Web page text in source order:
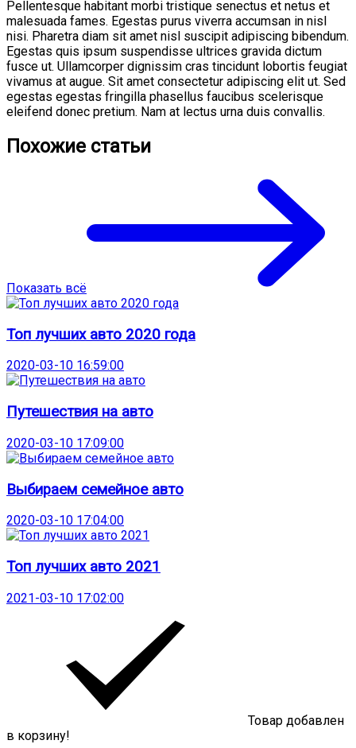
Pellentesque habitant morbi tristique senectus et netus et
malesuada fames. Egestas purus viverra accumsan in nisl
nisi. Pharetra diam sit amet nisl suscipit adipiscing bibendum.
Egestas quis ipsum suspendisse ultrices gravida dictum
fusce ut. Ullamcorper dignissim cras tincidunt lobortis feugiat
vivamus at augue. Sit amet consectetur adipiscing elit ut. Sed
egestas egestas fringilla phasellus faucibus scelerisque
eleifend donec pretium. Nam at lectus urna duis convallis.
Похожие статьи
Показать всё
Топ лучших авто 2020 года
2020-03-10 16:59:00
Путешествия на авто
2020-03-10 17:09:00
Выбираем семейное авто
2020-03-10 17:04:00
Топ лучших авто 2021
2021-03-10 17:02:00
Товар добавлен
в корзину!